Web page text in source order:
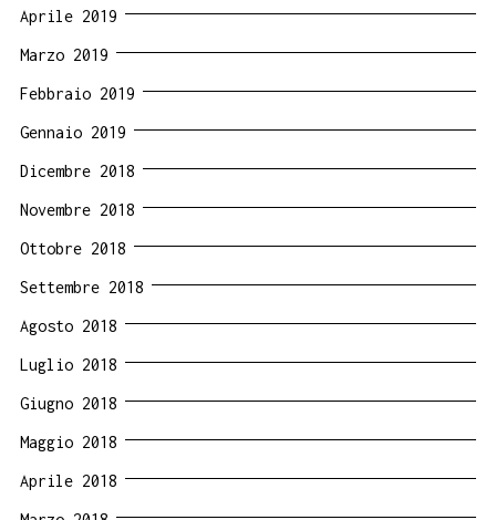
Aprile 2019
Marzo 2019
Febbraio 2019
Gennaio 2019
Dicembre 2018
Novembre 2018
Ottobre 2018
Settembre 2018
Agosto 2018
Luglio 2018
Giugno 2018
Maggio 2018
Aprile 2018